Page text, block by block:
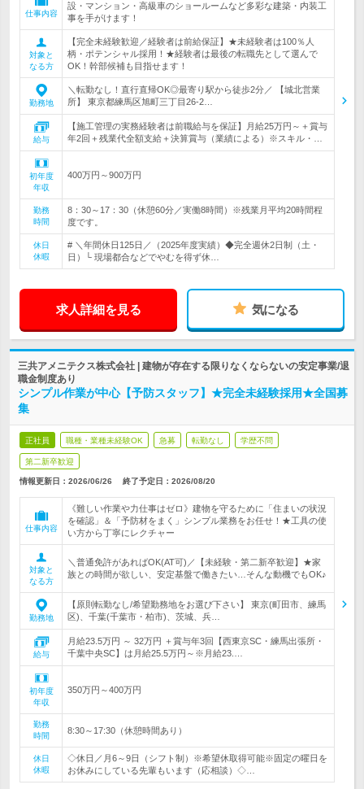
仕事内容
設・マンション・高級車のショールームなど多彩な建築・内装工
事を手がけます！
対象と
なる方
【完全未経験歓迎／経験者は前給保証】★未経験者は100％人
柄・ポテンシャル採用！★経験者は最後の転職先として選んで
OK！幹部候補も目指せます！
勤務地
＼転勤なし！直行直帰OK◎最寄り駅から徒歩2分／ 【城北営業
所】 東京都練馬区旭町三丁目26-2…
給与
【施工管理の実務経験者は前職給与を保証】月給25万円～＋賞与
年2回＋残業代全額支給＋決算賞与（業績による）※スキル・…
初年度
年収
400万円～900万円
勤務
時間
8：30～17：30（休憩60分／実働8時間）※残業月平均20時間程
度です。
休日
休暇
# ＼年間休日125日／（2025年度実績）◆完全週休2日制（土・
日）└ 現場都合などでやむを得ず休…
求人詳細を見る 気になる
三共アメニテクス株式会社 | 建物が存在する限りなくならないの安定事業/退
職金制度あり
シンプル作業が中心【予防スタッフ】★完全未経験採用★全国募
集
正社員 職種・業種未経験OK 急募 転勤なし 学歴不問
第二新卒歓迎
情報更新日：2026/06/26 終了予定日： 2026/08/20
仕事内容
《難しい作業や力仕事はゼロ》建物を守るために「住まいの状況
を確認」＆「予防材をまく」シンプル業務をお任せ！★工具の使
い方から丁寧にレクチャー
対象と
なる方
＼普通免許があればOK(AT可)／【未経験・第二新卒歓迎】★家
族との時間が欲しい、安定基盤で働きたい…そんな動機でもOK♪
勤務地
【原則転勤なし/希望勤務地をお選び下さい】 東京(町田市、練馬
区)、千葉(千葉市・柏市)、茨城、兵…
給与
月給23.5万円 ～ 32万円 ＋賞与年3回【西東京SC・練馬出張所・
千葉中央SC】は月給25.5万円～※月給23.…
初年度
年収
350万円～400万円
勤務
時間
8:30～17:30（休憩時間あり）
休日
休暇
◇休日／月6～9日（シフト制）※希望休取得可能※固定の曜日を
お休みにしている先輩もいます（応相談）◇…